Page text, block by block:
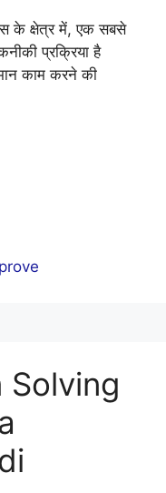
के क्षेत्र में, एक सबसे
प्रक्रिया है
काम करने की
Solving